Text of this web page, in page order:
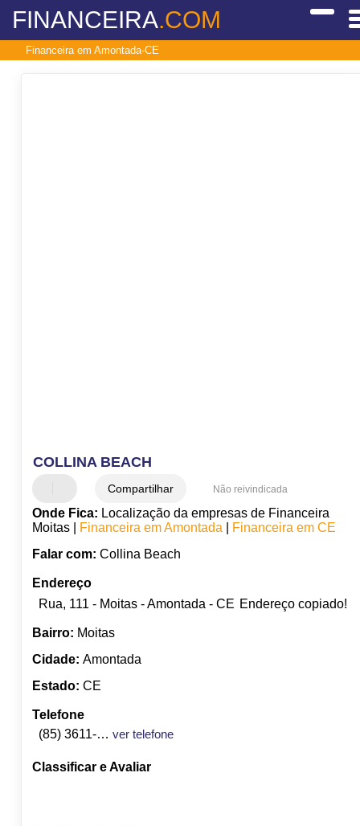
FINANCEIRA.COM
Financeira em Amontada-CE
COLLINA BEACH
Compartilhar Não reivindicada
Onde Fica: Localização da empresas de Financeira
Moitas |
Financeira em Amontada|
Financeira em CE
Falar com: Collina Beach
Endereço
Rua, 111 - Moitas - Amontada - CE Endereço copiado!
Bairro: Moitas
Cidade: Amontada
Estado: CE
Telefone
(85) 3611-5268
ver telefone
Classificar e Avaliar